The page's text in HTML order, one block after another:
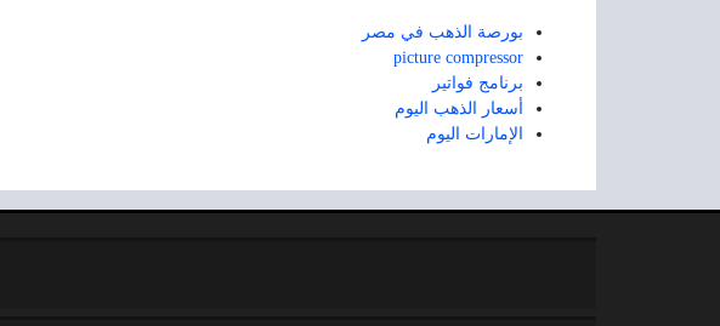
بورصة الذهب في مصر
picture compressor
برنامج فواتير
أسعار الذهب اليوم
الإمارات اليوم